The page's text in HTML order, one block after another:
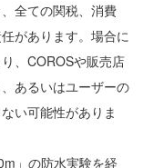
全ての関税、消費
があります。場合に
、COROSや販売店
あるいはユーザーの
い可能性がありま
」の防水実験を経